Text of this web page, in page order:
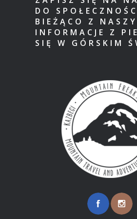
DO
BIEŻĄCO Z
INFORMACJE Z
SIĘ W GÓRSKIM